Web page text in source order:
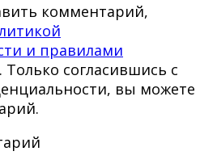
комментарий,
и правилами
. Только согласившись с
вы можете